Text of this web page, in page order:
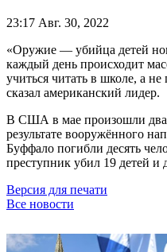
23:17 Авг. 30, 2022
«Оружие — убийца детей
каждый день происходит
учиться читать в школе, а
сказал американский лидер.
В США в мае произошли два
результате вооружённого
Буффало погибли десять
преступник убил 19 детей и
Версия для печати
Все новости